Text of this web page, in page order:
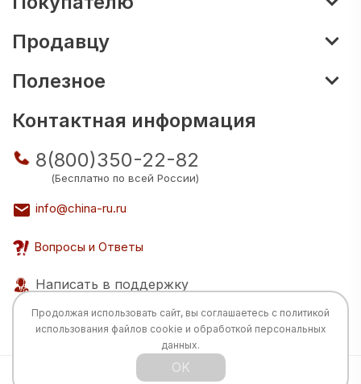
Продавцу
Полезное
Контактная информация
8(800)350-22-82
(Бесплатно по всей России)
info@china-ru.ru
Вопросы и Ответы
Написать в поддержку
Все права защищены © 2026 Разработка:
Продолжая использовать сайт, вы соглашаетесь с политикой
использования файлов cookie и обработкой персональных
данных.
OK